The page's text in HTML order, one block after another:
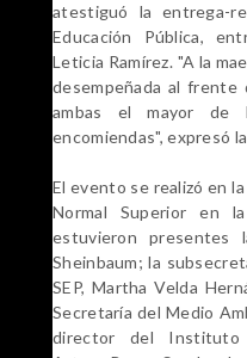
atestiguó la entrega-
Educación Pública,
Leticia Ramírez. "A la
desempeñada al
ambas el mayor de
encomiendas", expresó
El evento se realizó en
Normal Superior en
estuvieron presentes
Sheinbaum; la
SEP, Martha Velda
Secretaría del Medio
director del Instituto